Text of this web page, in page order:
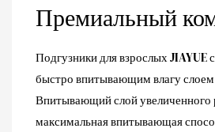
Премиальный
Подгузники для взрослых
быстро впитывающим влагу
Впитывающий слой увеличенного
максимальная впитывающая